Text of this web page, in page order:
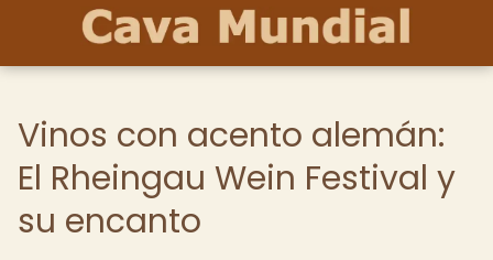
Vinos con acento alemán:
El Rheingau Wein Festival y
su encanto